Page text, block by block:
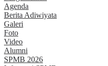
Agenda
Berita Adiwiyata
Galeri
Foto
Video
Alumni
SPMB 2026